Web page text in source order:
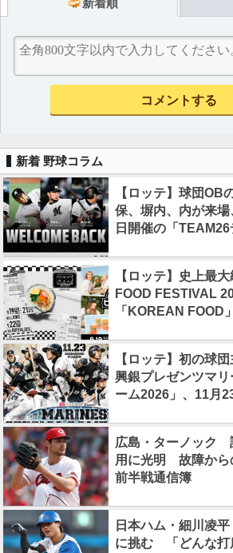
新着順
新着 野球コラム
【ロッテ】球団OB
保、塀内、内が来
日開催の「TEAM26
【ロッテ】史上最
FOOD FESTIVAL
「KOREAN FOOD
【ロッテ】初の球
興銀プレゼンツマ
ーム2026」、11月
広島・ターノック
用に光明 故障から
前半戦通信簿
日本ハム・細川凌
に挑む 「どんな打